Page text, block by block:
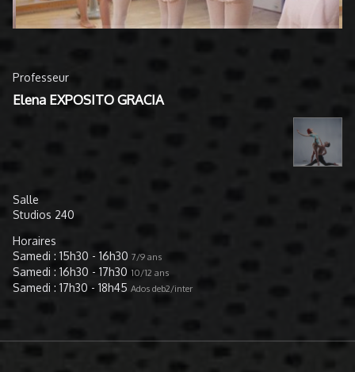
Professeur
Elena EXPOSITO GRACIA
Salle
Studios 240
Horaires
Samedi : 15h30 - 16h30 7/9 ans
Samedi : 16h30 - 17h30 10/12 ans
Samedi : 17h30 - 18h45 Ados deb2/inter